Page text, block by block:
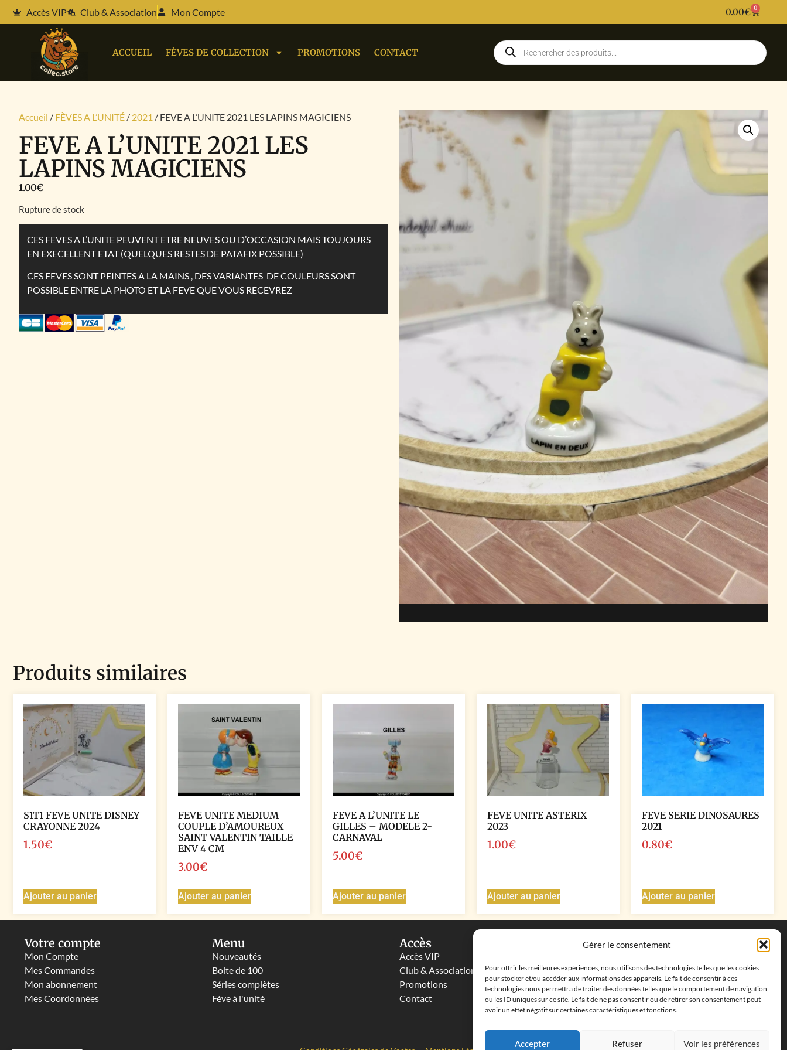
Gérer le consentement
Pour offrir les meilleures expériences, nous utilisons des technologies telles que les cookies
pour stocker et/ou accéder aux informations des appareils. Le fait de consentir à ces
technologies nous permettra de traiter des données telles que le comportement de navigation
ou les ID uniques sur ce site. Le fait de ne pas consentir ou de retirer son consentement peut
avoir un effet négatif sur certaines caractéristiques et fonctions.
Accepter Refuser Voir les préférences
Accès VIP Club & Association Mon Compte 0.00€ 0
ACCUEIL FÈVES DE COLLECTION PROMOTIONS CONTACT
Accueil / FÈVES A L’UNITÉ / 2021 / FEVE A L’UNITE 2021 LES LAPINS MAGICIENS
FEVE A L’UNITE 2021 LES
LAPINS MAGICIENS
1.00€
Rupture de stock
CES FEVES A L’UNITE PEUVENT ETRE NEUVES OU D’OCCASION MAIS TOUJOURS
EN EXECELLENT ETAT (QUELQUES RESTES DE PATAFIX POSSIBLE)
CES FEVES SONT PEINTES A LA MAINS , DES VARIANTES DE COULEURS SONT
POSSIBLE ENTRE LA PHOTO ET LA FEVE QUE VOUS RECEVREZ
Produits similaires
S1T1 FEVE UNITE DISNEY
CRAYONNE 2024
1.50€
Ajouter au panier
FEVE UNITE MEDIUM
COUPLE D’AMOUREUX
SAINT VALENTIN TAILLE
ENV 4 CM
3.00€
Ajouter au panier
FEVE A L’UNITE LE
GILLES – MODELE 2-
CARNAVAL
5.00€
Ajouter au panier
FEVE UNITE ASTERIX
2023
1.00€
Ajouter au panier
FEVE SERIE DINOSAURES
2021
0.80€
Ajouter au panier
Votre compte
Mon Compte
Mes Commandes
Mon abonnement
Mes Coordonnées
Menu
Nouveautés
Boite de 100
Séries complètes
Fève à l'unité
Accès
Accès VIP
Club & Associations
Promotions
Contact
Coordonnées
cléments, 13500 Martigues, France
Téléphone : ‭+33652313256‬
Email :feves.collecstore@gmail.com